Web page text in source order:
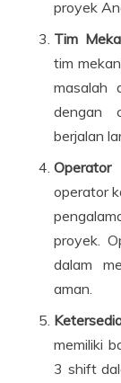
proyek
Tim
tim
masalah
dengan
berjalan
Operator
operator
proyek.
dalam
aman.
memiliki
3 shift